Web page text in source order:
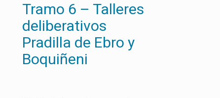
Tramo 6 – Talleres
deliberativos
Pradilla de Ebro y
Boquiñeni